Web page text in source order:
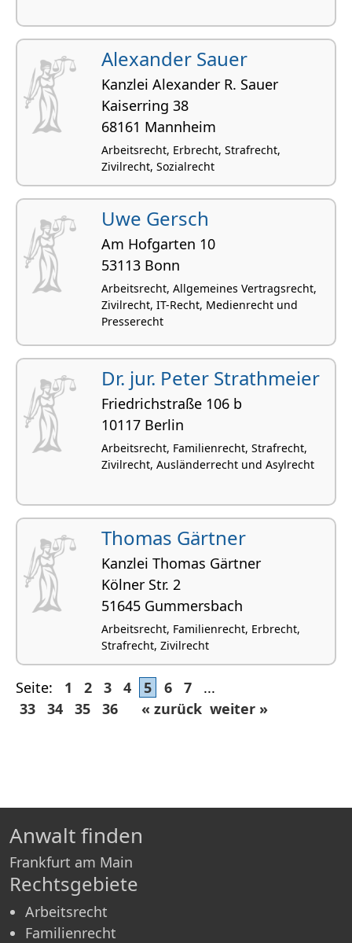
Alexander Sauer
Kanzlei Alexander R. Sauer
Kaiserring 38
68161 Mannheim
Arbeitsrecht, Erbrecht, Strafrecht,
Zivilrecht, Sozialrecht
Uwe Gersch
Am Hofgarten 10
53113 Bonn
Arbeitsrecht, Allgemeines Vertragsrecht,
Zivilrecht, IT-Recht, Medienrecht und
Presserecht
Dr. jur. Peter Strathmeier
Friedrichstraße 106 b
10117 Berlin
Arbeitsrecht, Familienrecht, Strafrecht,
Zivilrecht, Ausländerrecht und Asylrecht
Thomas Gärtner
Kanzlei Thomas Gärtner
Kölner Str. 2
51645 Gummersbach
Arbeitsrecht, Familienrecht, Erbrecht,
Strafrecht, Zivilrecht
Seite: 1 2 3 4 5 6 7
...
33
34 35 36 « zurück weiter »
Anwalt finden
Frankfurt am Main
Rechtsgebiete
Arbeitsrecht
Familienrecht